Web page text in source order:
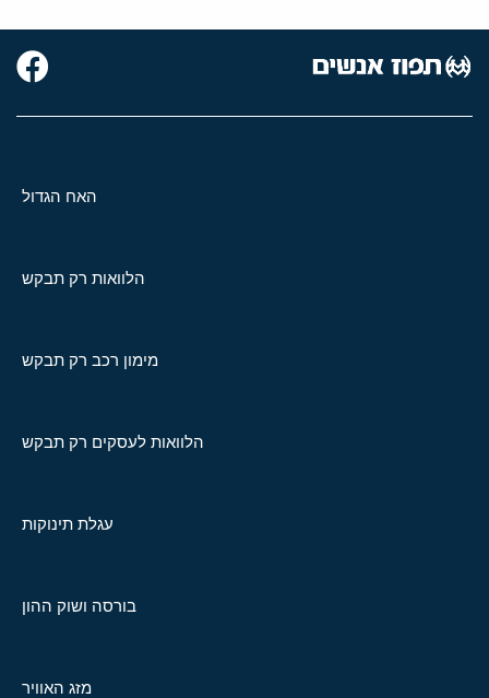
האח הגדול
הלוואות רק תבקש
מימון רכב רק תבקש
הלוואות לעסקים רק תבקש
עגלת תינוקות
בורסה ושוק ההון
מזג האוויר